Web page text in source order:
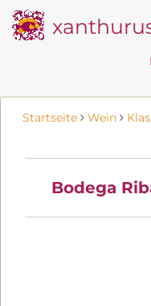
Startseite Wein
Bodega